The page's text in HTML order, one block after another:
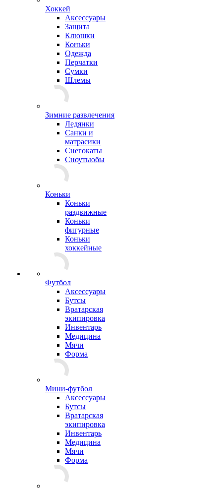
Хоккей
Аксессуары
Защита
Клюшки
Коньки
Одежда
Перчатки
Сумки
Шлемы
Зимние развлечения
Ледянки
Санки и
матрасики
Снегокаты
Сноутьюбы
Коньки
Коньки
раздвижные
Коньки
фигурные
Коньки
хоккейные
Футбол
Аксессуары
Бутсы
Вратарская
экипировка
Инвентарь
Медицина
Мячи
Форма
Мини-футбол
Аксессуары
Бутсы
Вратарская
экипировка
Инвентарь
Медицина
Мячи
Форма